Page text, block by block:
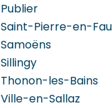
Publier
Saint-Pierre-en-
Samoëns
Sillingy
Thonon-les-Bains
Ville-en-Sallaz